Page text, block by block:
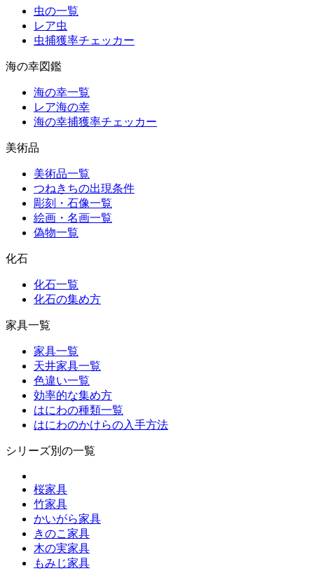
虫の一覧
レア虫
虫捕獲率チェッカー
海の幸図鑑
海の幸一覧
レア海の幸
海の幸捕獲率チェッカー
美術品
美術品一覧
つねきちの出現条件
彫刻・石像一覧
絵画・名画一覧
偽物一覧
化石
化石一覧
化石の集め方
家具一覧
家具一覧
天井家具一覧
色違い一覧
効率的な集め方
はにわの種類一覧
はにわのかけらの入手方法
シリーズ別の一覧
桜家具
竹家具
かいがら家具
きのこ家具
木の実家具
もみじ家具